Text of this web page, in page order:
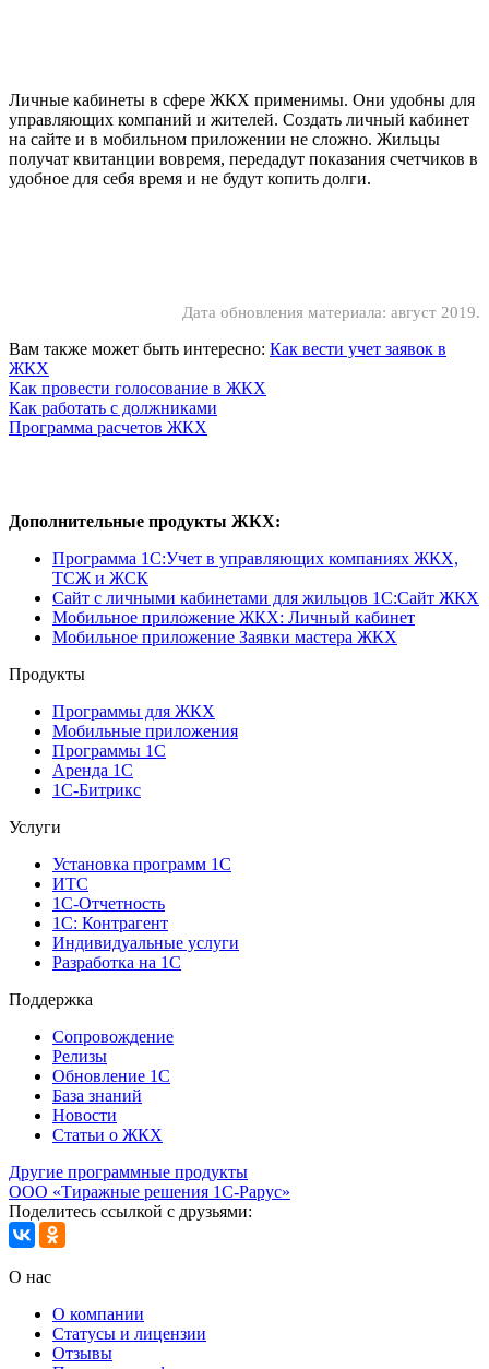
Личные кабинеты в сфере ЖКХ применимы. Они удобны для
управляющих компаний и жителей. Создать личный кабинет
на сайте и в мобильном приложении не сложно. Жильцы
получат квитанции вовремя, передадут показания счетчиков в
удобное для себя время и не будут копить долги.
Дата обновления материала: август 2019.
Вам также может быть интересно: Как вести учет заявок в
ЖКХ
Как провести голосование в ЖКХ
Как работать с должниками
Программа расчетов ЖКХ
Дополнительные продукты ЖКХ:
Программа 1C:Учет в управляющих компаниях ЖКХ,
ТСЖ и ЖСК
Сайт с личными кабинетами для жильцов 1С:Сайт ЖКХ
Мобильное приложение ЖКХ: Личный кабинет
Мобильное приложение Заявки мастера ЖКХ
Продукты
Программы для ЖКХ
Мобильные приложения
Программы 1С
Аренда 1С
1С-Битрикс
Услуги
Установка программ 1С
ИТС
1С-Отчетность
1С: Контрагент
Индивидуальные услуги
Разработка на 1С
Поддержка
Сопровождение
Релизы
Обновление 1С
База знаний
Новости
Статьи о ЖКХ
Другие программные продукты
ООО «Тиражные решения 1С-Рарус»
Поделитесь ссылкой с друзьями:
О нас
О компании
Статусы и лицензии
Отзывы